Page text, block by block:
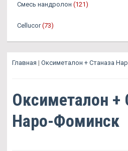
Смесь нандролон (121)
Cellucor (73)
Главная | Оксиметалон + Станаза
Оксиметалон +
Наро-Фоминск